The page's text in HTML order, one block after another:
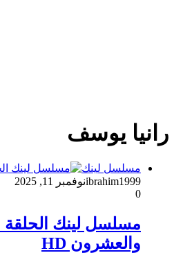
رانيا يوسف
مسلسل لينك
ibrahim1999نوفمبر 11, 2025
0
والعشرون HD